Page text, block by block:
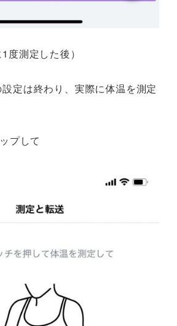
度測定した後）
定は終わり、実際に体温を測定
プして